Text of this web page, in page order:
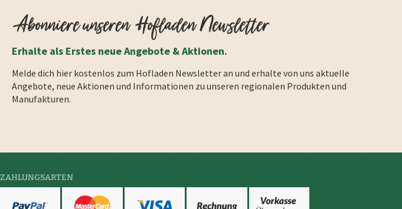
Abonniere unseren Hofladen Newsletter
Erhalte als Erstes neue Angebote & Aktionen.
Melde dich hier kostenlos zum Hofladen Newsletter an und erhalte von uns aktuelle
Angebote, neue Aktionen und Informationen zu unseren regionalen Produkten und
Manufakturen.
ZAHLUNGSARTEN